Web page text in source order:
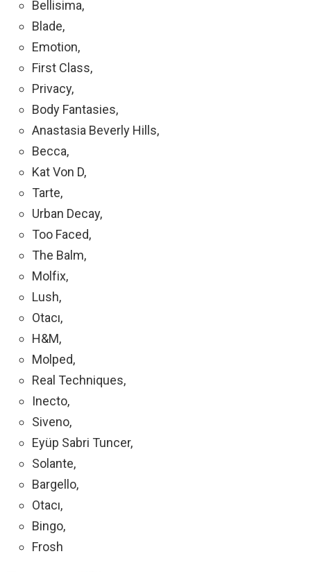
Bellisima,
Blade,
Emotion,
First Class,
Privacy,
Body Fantasies,
Anastasia Beverly Hills,
Becca,
Kat Von D,
Tarte,
Urban Decay,
Too Faced,
The Balm,
Molfix,
Lush,
Otacı,
H&M,
Molped,
Real Techniques,
Inecto,
Siveno,
Eyüp Sabri Tuncer,
Solante,
Bargello,
Otacı,
Bingo,
Frosh